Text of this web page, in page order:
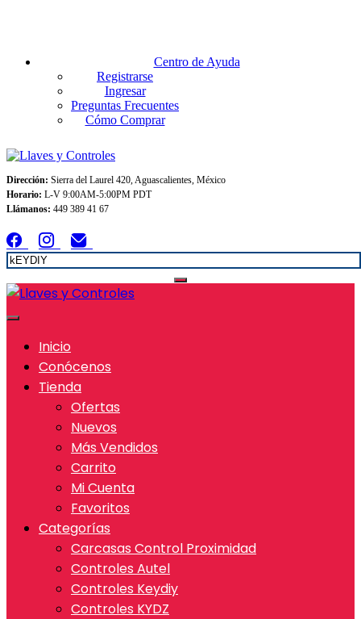
Centro de Ayuda
Registrarse
Ingresar
Preguntas Frecuentes
Cómo Comprar
Dirección: Sierra del Laurel 420, Aguascalientes, México
Horario: L-V 9:00AM-5:00PM PDT
Llámanos: 449 389 41 67
Inicio
Conócenos
Tienda
Ofertas
Nuevos
Más Vendidos
Carrito
Mi Cuenta
Favoritos
Categorías
Carcasas Control Proximidad
Controles Autel
Controles Keydiy
Controles KYDZ